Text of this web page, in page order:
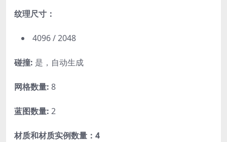
纹理尺寸：
4096 / 2048
碰撞: 是，自动生成
网格数量: 8
蓝图数量: 2
材质和材质实例数量：4